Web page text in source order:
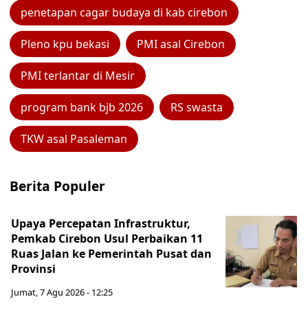
penetapan cagar budaya di kab cirebon
Pleno kpu bekasi PMI asal Cirebon
PMI terlantar di Mesir
program bank bjb 2026 RS swasta
TKW asal Pasaleman
Berita Populer
Upaya Percepatan Infrastruktur,
Pemkab Cirebon Usul Perbaikan 11
Ruas Jalan ke Pemerintah Pusat dan
Provinsi
Jumat, 7 Agu 2026 - 12:25